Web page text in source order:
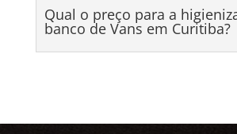
Qual o preço para a
banco de Vans em Curitiba?